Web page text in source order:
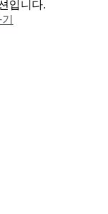
입니다.